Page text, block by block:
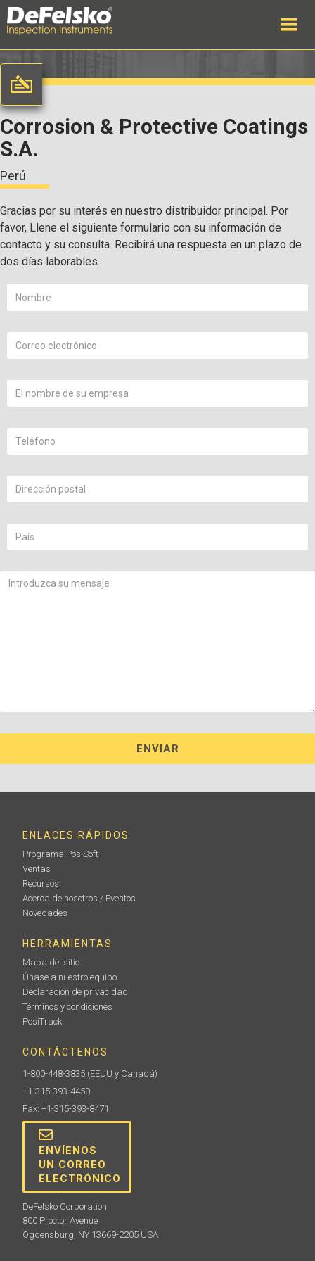
Corrosion & Protective Coatings
S.A.
Perú
Gracias por su interés en nuestro distribuidor principal. Por
favor, Llene el siguiente formulario con su información de
contacto y su consulta. Recibirá una respuesta en un plazo de
dos días laborables.
ENLACES RÁPIDOS
Programa PosiSoft
Ventas
Recursos
Acerca de nosotros / Eventos
Novedades
HERRAMIENTAS
Mapa del sitio
Únase a nuestro equipo
Declaración de privacidad
Términos y condiciones
PosiTrack
CONTÁCTENOS
1-800-448-3835 (EEUU y Canadá)
+1-315-393-4450
Fax: +1-315-393-8471
ENVÍENOS
UN CORREO
ELECTRÓNICO
DeFelsko Corporation
800 Proctor Avenue
Ogdensburg, NY 13669-2205 USA